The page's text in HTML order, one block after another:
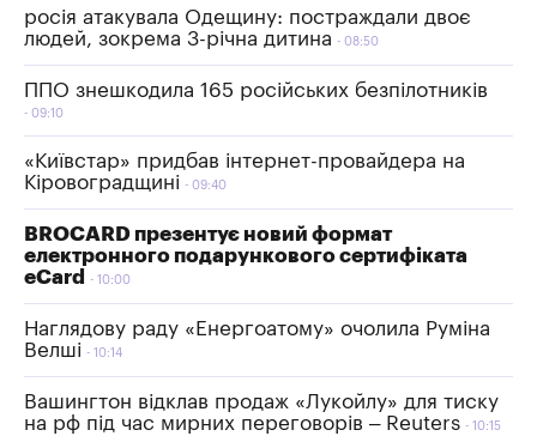
росія атакувала Одещину: постраждали двоє
людей, зокрема 3-річна дитина
08:50
ППО знешкодила 165 російських безпілотників
09:10
«Київстар» придбав інтернет-провайдера на
Кіровоградщині
09:40
BROCARD презентує новий формат
електронного подарункового сертифіката
eCard
10:00
Наглядову раду «Енергоатому» очолила Руміна
Велші
10:14
Вашингтон відклав продаж «Лукойлу» для тиску
на рф під час мирних переговорів – Reuters
10:15